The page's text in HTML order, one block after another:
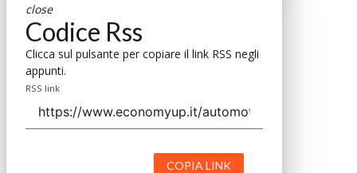
close
Codice Rss
Clicca sul pulsante per copiare il link RSS negli
appunti.
RSS link
COPIA LINK